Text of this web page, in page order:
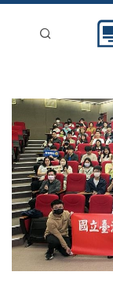
新聞稿分類
登入
刊登